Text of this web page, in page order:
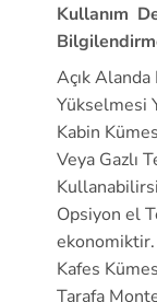
Kullanım
Açık Alanda
Yükselmesi
Kabin
Veya Gazlı
Opsiyon el
ekonomiktir.
Kafes
Tarafa